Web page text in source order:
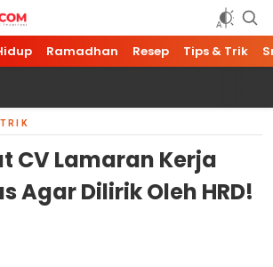
Ramadhan Resep Tips & Trik
CV Lamaran Kerja
Agar Dilirik Oleh HRD!